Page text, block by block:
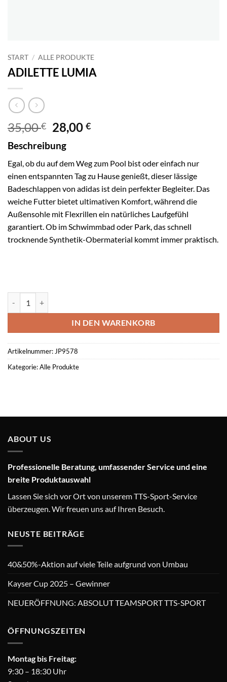
START / ALLE PRODUKTE
ADILETTE LUMIA
35,00€ Ursprünglicher
Preis
war:
35,00 €
28,00€Aktueller
28,00 €.
Beschreibung
Egal, ob du auf dem Weg zum Pool bist oder einfach nur
einen entspannten Tag zu Hause genießt, dieser lässige
Badeschlappen von adidas ist dein perfekter Begleiter. Das
weiche Futter bietet ultimativen Komfort, während die
Außensohle mit Flexrillen ein natürliches Laufgefühl
garantiert. Ob im Schwimmbad oder Park, das schnell
trocknende Synthetik-Obermaterial kommt immer praktisch.
IN DEN WARENKORB
Artikelnummer:JP9578
Kategorie:Alle Produkte
ABOUT US
Professionelle Beratung, umfassender Service und eine
breite Produktauswahl
Lassen Sie sich vor Ort von unserem TTS-Sport-Service
überzeugen. Wir freuen uns auf Ihren Besuch.
NEUSTE BEITRÄGE
40&50%-Aktion auf viele Teile aufgrund von Umbau
Kayser Cup 2025 – Gewinner
NEUERÖFFNUNG: ABSOLUT TEAMSPORT TTS-SPORT
ÖFFNUNGSZEITEN
Montag bis Freitag:
9:30 – 18:30 Uhr